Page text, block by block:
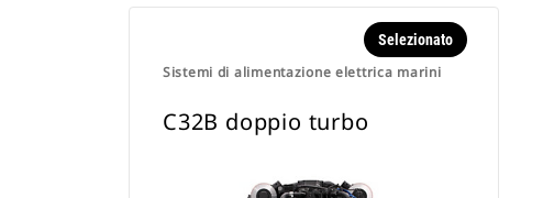
Sistemi di alimentazione elettrica marini
Selezionato
C32B doppio turbo